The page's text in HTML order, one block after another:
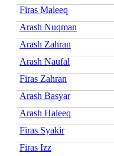
Firas Maleeq
Arash Nuqman
Arash Zahran
Arash Naufal
Firas Zahran
Arash Basyar
Arash Haleeq
Firas Syakir
Firas Izz